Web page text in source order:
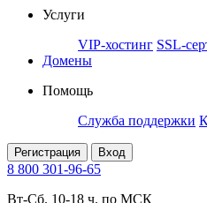
Услуги
VIP-хостинг SSL-
Домены
Помощь
Служба поддержки
Регистрация Вход
8 800 301-96-65
Вт-Сб. 10-18 ч. по МСК